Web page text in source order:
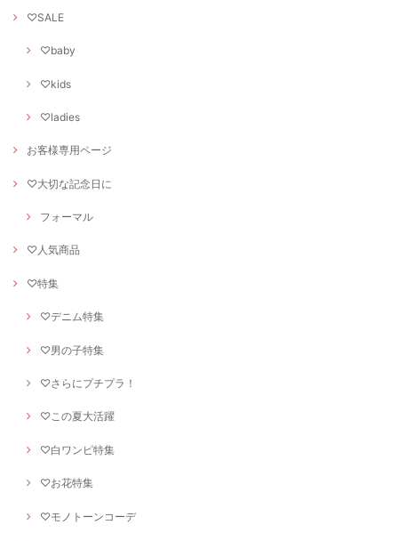
♡SALE
♡baby
♡kids
♡ladies
お客様専用ページ
♡大切な記念日に
フォーマル
♡人気商品
♡特集
♡デニム特集
♡男の子特集
♡さらにプチプラ！
♡この夏大活躍
♡白ワンピ特集
♡お花特集
♡モノトーンコーデ